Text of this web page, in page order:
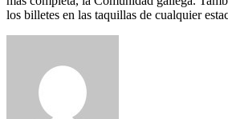
los billetes en las taquillas de cualquier